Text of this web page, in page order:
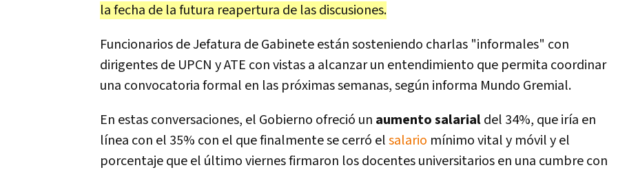
la fecha de la futura reapertura de las discusiones.
Funcionarios de Jefatura de Gabinete están sosteniendo charlas "informales" con
dirigentes de UPCN y ATE con vistas a alcanzar un entendimiento que permita coordinar
una convocatoria formal en las próximas semanas, según informa Mundo Gremial.
En estas conversaciones, el Gobierno ofreció un aumento salarialdel 34%, que iría en
línea con el 35% con el que finalmente se cerró elsalario mínimo vital y móvil y el
porcentaje que el último viernes firmaron los docentes universitarios en una cumbre con